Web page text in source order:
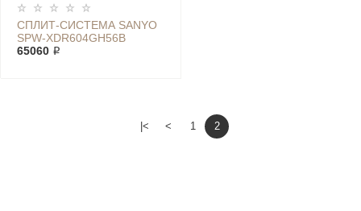
СПЛИТ-СИСТЕМА SANYO
SPW-XDR604GH56B
65060 ₽
|< < 1 2